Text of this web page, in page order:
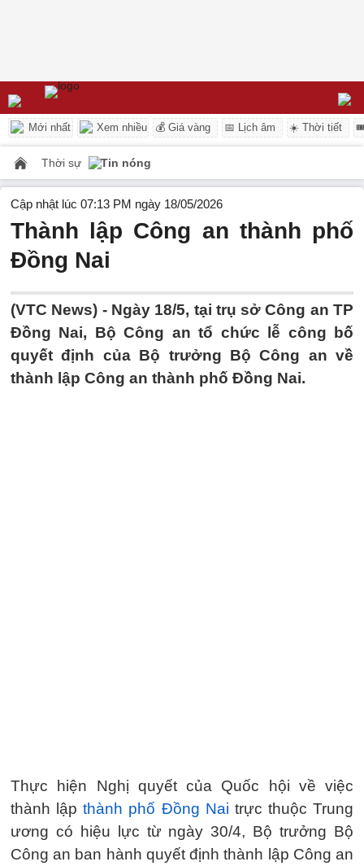
Mới nhất Xem nhiều 💰 Giá vàng 📅 Lịch âm ☀️ Thời tiết
Thời sự Tin nóng
Cập nhật lúc 07:13 PM ngày 18/05/2026
Thành lập Công an thành phố
Đồng Nai
(VTC News) - Ngày 18/5, tại trụ sở Công an TP
Đồng Nai, Bộ Công an tổ chức lễ công bố
quyết định của Bộ trưởng Bộ Công an về
thành lập Công an thành phố Đồng Nai.
Thực hiện Nghị quyết của Quốc hội về việc
thành lậpthành phố Đồng Nai trực thuộc Trung
ương có hiệu lực từ ngày 30/4, Bộ trưởng Bộ
Công an ban hành quyết định thành lập Công an